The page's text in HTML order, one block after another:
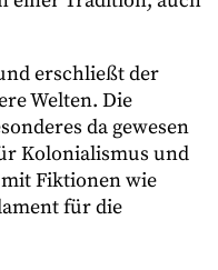
erschließt der
Welten. Die
da gewesen
Kolonialismus und
Fiktionen wie
für die